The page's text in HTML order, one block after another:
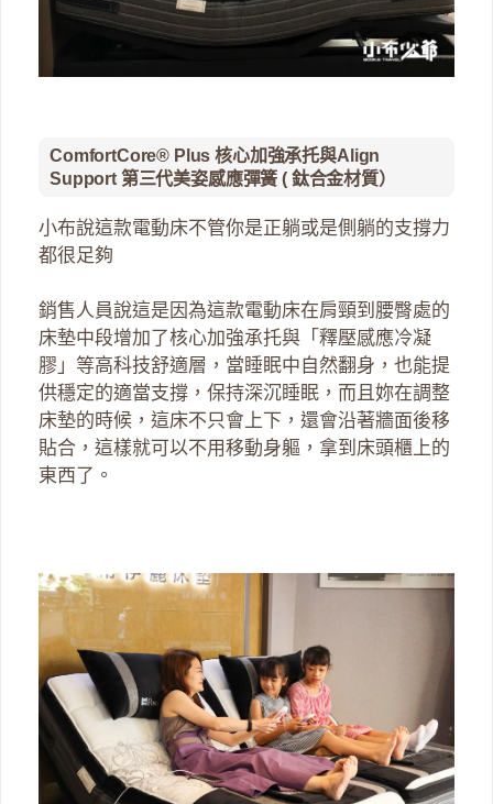
ComfortCore® Plus 核心加強承托與Align
Support 第三代美姿感應彈簧 ( 鈦合金材質）
小布說這款電動床不管你是正躺或是側躺的支撐力
都很足夠
銷售人員說這是因為這款電動床在肩頸到腰臀處的
床墊中段增加了核心加強承托與「釋壓感應冷凝
膠」等高科技舒適層，當睡眠中自然翻身，也能提
供穩定的適當支撐，保持深沉睡眠，而且妳在調整
床墊的時候，這床不只會上下，還會沿著牆面後移
貼合，這樣就可以不用移動身軀，拿到床頭櫃上的
東西了。